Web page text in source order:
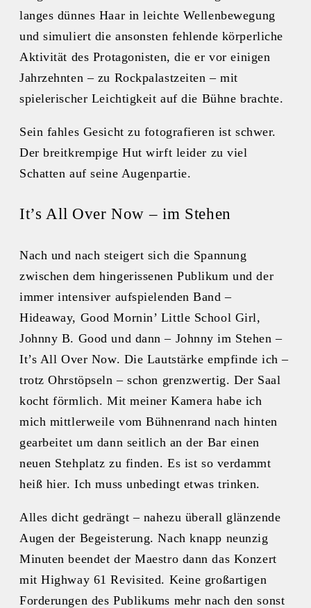
langes dünnes Haar in leichte Wellenbewegung
und simuliert die ansonsten fehlende körperliche
Aktivität des Protagonisten, die er vor einigen
Jahrzehnten – zu Rockpalastzeiten – mit
spielerischer Leichtigkeit auf die Bühne brachte.
Sein fahles Gesicht zu fotografieren ist schwer.
Der breitkrempige Hut wirft leider zu viel
Schatten auf seine Augenpartie.
It’s All Over Now – im Stehen
Nach und nach steigert sich die Spannung
zwischen dem hingerissenen Publikum und der
immer intensiver aufspielenden Band –
Hideaway, Good Mornin’ Little School Girl,
Johnny B. Good und dann – Johnny im Stehen –
It’s All Over Now. Die Lautstärke empfinde ich –
trotz Ohrstöpseln – schon grenzwertig. Der Saal
kocht förmlich. Mit meiner Kamera habe ich
mich mittlerweile vom Bühnenrand nach hinten
gearbeitet um dann seitlich an der Bar einen
neuen Stehplatz zu finden. Es ist so verdammt
heiß hier. Ich muss unbedingt etwas trinken.
Alles dicht gedrängt – nahezu überall glänzende
Augen der Begeisterung. Nach knapp neunzig
Minuten beendet der Maestro dann das Konzert
mit Highway 61 Revisited. Keine großartigen
Forderungen des Publikums mehr nach den sonst